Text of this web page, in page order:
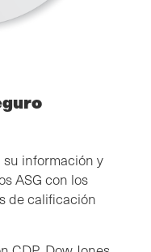
información y
ASG con los
de calificación